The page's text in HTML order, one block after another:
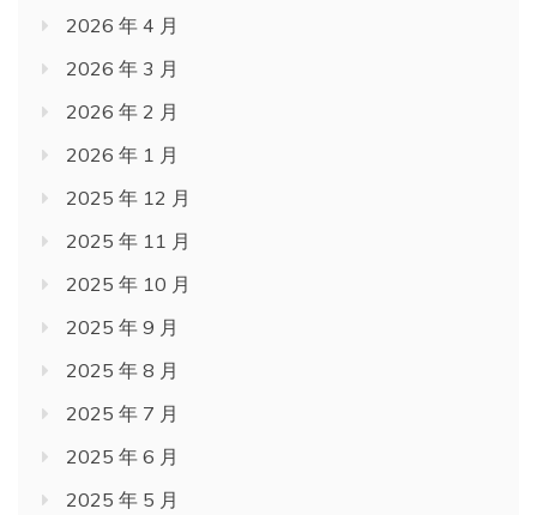
2026 年 4 月
2026 年 3 月
2026 年 2 月
2026 年 1 月
2025 年 12 月
2025 年 11 月
2025 年 10 月
2025 年 9 月
2025 年 8 月
2025 年 7 月
2025 年 6 月
2025 年 5 月